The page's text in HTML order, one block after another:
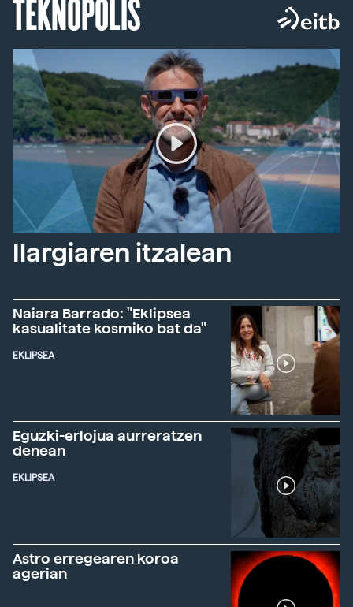
TEKNOPOLIS
Ilargiaren itzalean
Naiara Barrado: "Eklipsea
kasualitate kosmiko bat da"
EKLIPSEA
Eguzki-erlojua aurreratzen
denean
EKLIPSEA
Astro erregearen koroa
agerian